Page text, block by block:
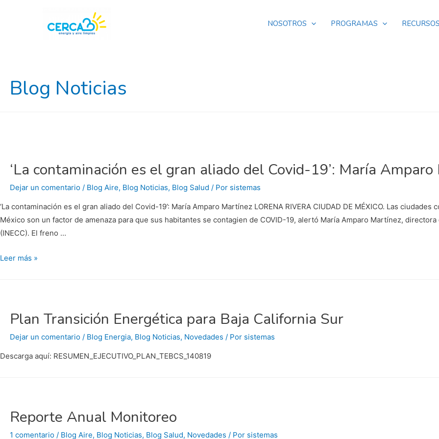
NOSOTROS PROGRAMAS RECURSOS
Blog Noticias
‘La contaminación es el gran aliado del Covid-19’: María
Dejar un comentario / Blog Aire, Blog Noticias, Blog Salud / Por sistemas
‘La contaminación es el gran aliado del Covid-19’: María Amparo Martínez LORENA RIVERA CIUDAD DE MÉXICO. Las
México son un factor de amenaza para que sus habitantes se contagien de COVID-19, alertó María Amparo Martínez,
(INECC). El freno …
‘La
aliado
Leer más »
Plan Transición Energética para Baja California Sur
Dejar un comentario / Blog Energia, Blog Noticias, Novedades / Por sistemas
Descarga aquí: RESUMEN_EJECUTIVO_PLAN_TEBCS_140819
Reporte Anual Monitoreo
1 comentario / Blog Aire, Blog Noticias, Blog Salud, Novedades / Por sistemas